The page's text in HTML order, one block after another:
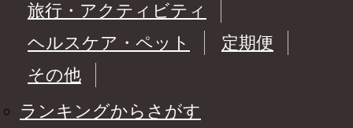
旅行・アクティビティ
ヘルスケア・ペット
定期便
その他
ランキングからさがす